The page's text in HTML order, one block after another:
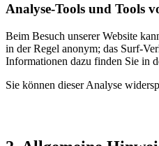
Analyse-Tools und Tools
Beim Besuch unserer Website
in der Regel anonym; das Surf-
Informationen dazu finden Sie in
Sie können dieser Analyse